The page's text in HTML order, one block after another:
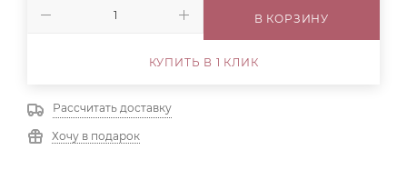
В КОРЗИНУ
КУПИТЬ В 1 КЛИК
Рассчитать доставку
Хочу в подарок